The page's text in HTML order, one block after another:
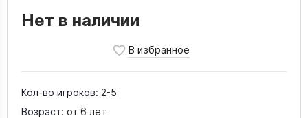
Нет в наличии
Кол-во игроков: 2-5
Возраст: от 6 лет